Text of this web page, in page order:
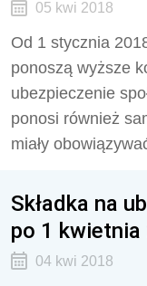
05 kwi 2018
Od 1 stycznia
ponoszą wyższe
ubezpieczenie
ponosi również
miały
Składka na
po 1 kwietnia
04 kwi 2018